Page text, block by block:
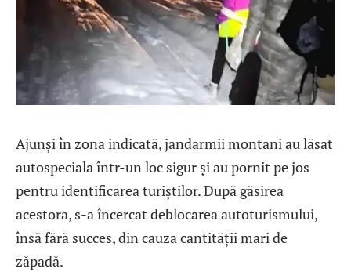
Ajunși în zona indicată, jandarmii montani au lăsat
autospeciala într-un loc sigur și au pornit pe jos
pentru identificarea turiștilor. După găsirea
acestora, s-a încercat deblocarea autoturismului,
însă fără succes, din cauza cantității mari de
zăpadă.